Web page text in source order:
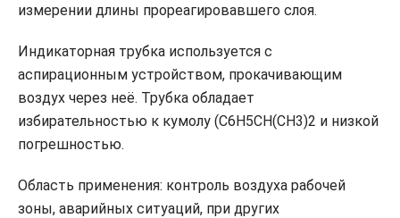
измерении длины прореагировавшего слоя.
Индикаторная трубка используется с
аспирационным устройством, прокачивающим
воздух через неё. Трубка обладает
избирательностью к кумолу (C6H5CH(CH3)2 и низкой
погрешностью.
Область применения: контроль воздуха рабочей
зоны, аварийных ситуаций, при других